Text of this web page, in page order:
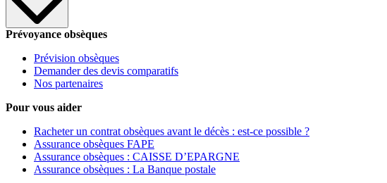
Prévoyance obsèques
Prévision obsèques
Demander des devis comparatifs
Nos partenaires
Pour vous aider
Racheter un contrat obsèques avant le décès : est-ce possible ?
Assurance obsèques FAPE
Assurance obsèques : CAISSE D’EPARGNE
Assurance obsèques : La Banque postale